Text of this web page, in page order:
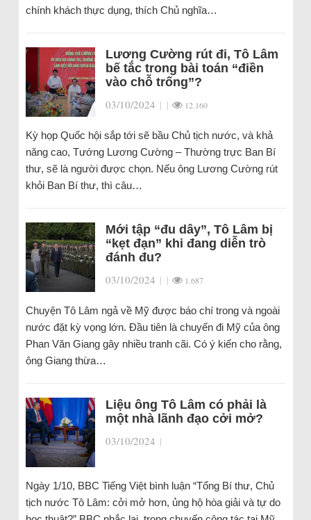
chính khách thực dụng, thích Chủ nghĩa…
Lương Cường rút đi, Tô Lâm
bế tắc trong bài toán “điền
vào chỗ trống”?
03/10/2024 | | 12.160
Kỳ họp Quốc hội sắp tới sẽ bầu Chủ tịch nước, và khả
năng cao, Tướng Lương Cường – Thường trực Ban Bí
thư, sẽ là người được chọn. Nếu ông Lương Cường rút
khỏi Ban Bí thư, thì câu…
Mới tập “đu dây”, Tô Lâm bị
“kẹt đạn” khi đang diễn trò
đánh đu?
03/10/2024 | | 1.687
Chuyện Tô Lâm ngả về Mỹ được báo chí trong và ngoài
nước đặt kỳ vọng lớn. Đầu tiên là chuyến đi Mỹ của ông
Phan Văn Giang gây nhiều tranh cãi. Có ý kiến cho rằng,
ông Giang thừa…
Liệu ông Tô Lâm có phải là
một nhà lãnh đạo cởi mở?
03/10/2024 |
Ngày 1/10, BBC Tiếng Việt bình luận “Tổng Bí thư, Chủ
tịch nước Tô Lâm: cởi mở hơn, ủng hộ hòa giải và tự do